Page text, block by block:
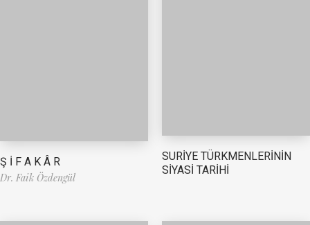
Ş İ F A K Â R
Dr. Faik Özdengül
SURİYE TÜRKMENLERİNİN
SİYASİ TARİHİ